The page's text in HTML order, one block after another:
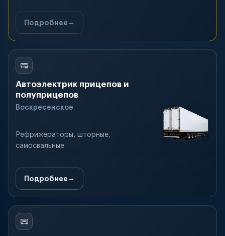
Подробнее
Автоэлектрик прицепов и
полуприцепов
Воскресенское
Рефрижераторы, шторные,
самосвальные
Подробнее